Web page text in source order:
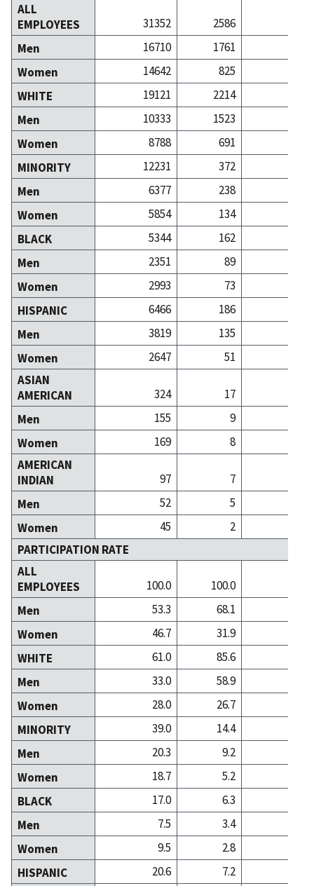
ALL
EMPLOYEES
31352 2586
Men
16710 1761
Women
14642 825
WHITE
19121 2214
Men
10333 1523
Women
8788 691
MINORITY
12231 372
Men
6377 238
Women
5854 134
BLACK
5344 162
Men
2351 89
Women
2993 73
HISPANIC
6466 186
Men
3819 135
Women
2647 51
ASIAN
AMERICAN
324 17
Men
155 9
Women
169 8
AMERICAN
INDIAN
97 7
Men
52 5
Women
45
2
PARTICIPATION RATE
ALL
EMPLOYEES
100.0 100.0
Men
53.3 68.1
Women
46.7 31.9
WHITE
61.0 85.6
Men
33.0 58.9
Women
28.0 26.7
MINORITY
39.0 14.4
Men
20.3 9.2
Women
18.7 5.2
BLACK
17.0 6.3
Men
7.5 3.4
Women
9.5 2.8
HISPANIC
20.6 7.2